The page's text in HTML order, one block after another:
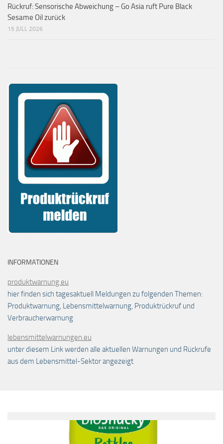
Rückruf: Sensorische Abweichung – Go Asia ruft Pure Black
Sesame Oil zurück
15 JULI, 2026
INFORMATIONEN
produktwarnung.eu
hier finden sich tagesaktuell Meldungen zu folgenden Themen:
Produktwarnung, Lebensmittelwarnung, Produktrückruf und
Verbraucherwarnung
lebensmittelwarnungen.eu
unter diesem Link werden alle aktuellen Warnungen und Rückrufe
aus dem Lebensmittel-Sektor angezeigt